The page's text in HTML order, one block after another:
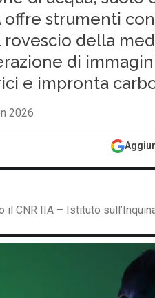
offre strumenti
rovescio della
di
e impronta
2026
il CNR IIA – Istituto